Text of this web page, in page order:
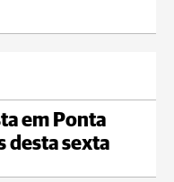
em Ponta
desta sexta